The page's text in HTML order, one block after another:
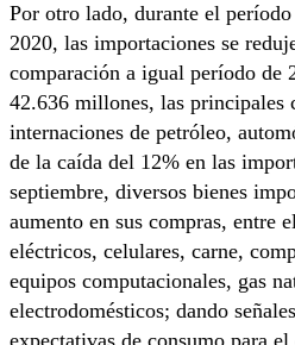
Por otro lado, durante el
2020, las importaciones se
comparación a igual período de
42.636 millones, las principales
internaciones de petróleo,
de la caída del 12% en las
septiembre, diversos bienes
aumento en sus compras, entre
eléctricos, celulares, carne,
equipos computacionales, gas
electrodomésticos; dando